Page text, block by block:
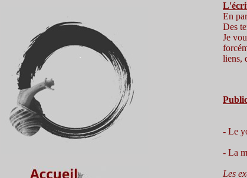
En
Des
Je
liens,
- Le
- La
Les